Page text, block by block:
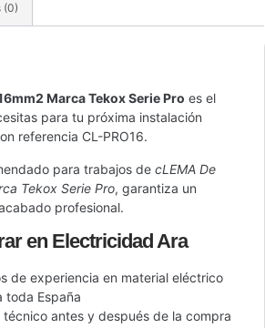
(0)
Marca Tekox Serie Pro es el
para tu próxima instalación
referencia CL-PRO16.
para trabajos de cLEMA De
Tekox Serie Pro, garantiza un
profesional.
en Electricidad Ara
de experiencia en material eléctrico
toda España
técnico antes y después de la compra